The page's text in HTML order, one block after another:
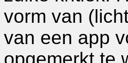
vorm van
van een app